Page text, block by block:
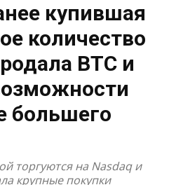
купившая
количество
BTC и
большего
торгуются на Nasdaq и
крупные покупки